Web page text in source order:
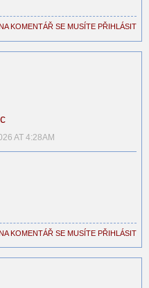
KOMENTÁŘ SE MUSÍTE PŘIHLÁSIT
AT 4:28AM
KOMENTÁŘ SE MUSÍTE PŘIHLÁSIT